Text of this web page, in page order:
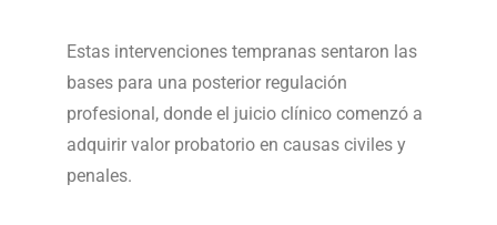
Estas intervenciones tempranas sentaron las
bases para una posterior regulación
profesional, donde el juicio clínico comenzó a
adquirir valor probatorio en causas civiles y
penales.